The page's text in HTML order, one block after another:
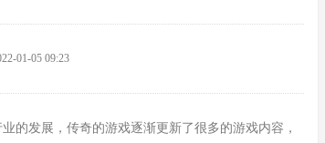
01-05 09:23
的发展，传奇的游戏逐渐更新了很多的游戏内容，